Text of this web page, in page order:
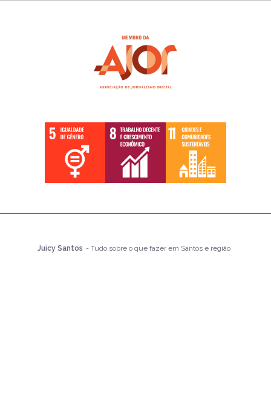
Juicy Santos - Tudo sobre o que fazer em Santos e região